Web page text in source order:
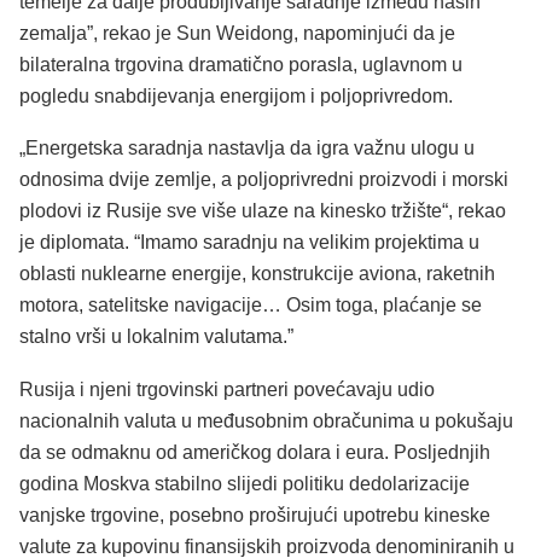
zemalja”, rekao je Sun Weidong, napominjući da je
bilateralna trgovina dramatično porasla, uglavnom u
pogledu snabdijevanja energijom i poljoprivredom.
„Energetska saradnja nastavlja da igra važnu ulogu u
odnosima dvije zemlje, a poljoprivredni proizvodi i morski
plodovi iz Rusije sve više ulaze na kinesko tržište“, rekao
je diplomata. “Imamo saradnju na velikim projektima u
oblasti nuklearne energije, konstrukcije aviona, raketnih
motora, satelitske navigacije… Osim toga, plaćanje se
stalno vrši u lokalnim valutama.”
Rusija i njeni trgovinski partneri povećavaju udio
nacionalnih valuta u međusobnim obračunima u pokušaju
da se odmaknu od američkog dolara i eura. Posljednjih
godina Moskva stabilno slijedi politiku dedolarizacije
vanjske trgovine, posebno proširujući upotrebu kineske
valute za kupovinu finansijskih proizvoda denominiranih u